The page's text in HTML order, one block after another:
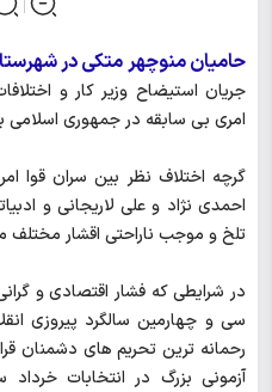
حامیان منوچهر متکی در
جریان استیضاح وزیر کار و
امری بی سابقه در جمهوری اسلامی
گرچه اختلاف نظر بین سران قوا
احمدی نژاد و علی لاریجانی و
تلخ و موجب ناراحتی اقشار مختلف
در شرایطی که فشار اقتصادی و
سی و چهارمین سالگرد پیروزی
رحمانه ترین تحریم های دشمنان
آزمونی بزرگ در انتخابات